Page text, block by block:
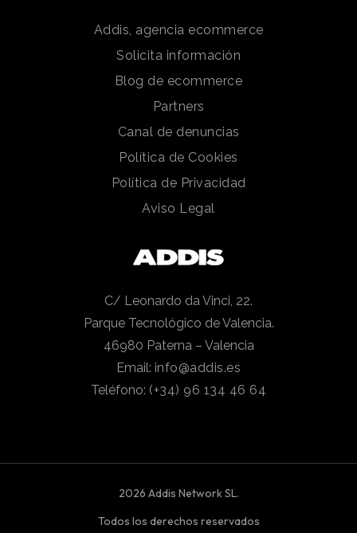
Addis, agencia ecommerce
Solicita información
Blog de ecommerce
Partners
Canal de denuncias
Política de Cookies
Política de Privacidad
Aviso Legal
C/ Leonardo da Vinci, 22.
Parque Tecnológico de Valencia.
46980 Paterna – Valencia
Email: info@addis.es
Teléfono: (+34) 96 134 46 64
2026 Addis Network SL.
Todos los derechos reservados